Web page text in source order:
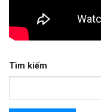
Tìm kiếm